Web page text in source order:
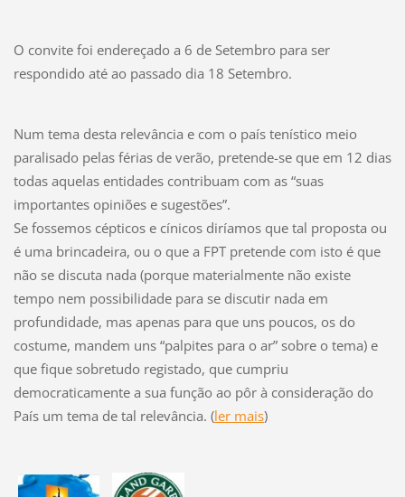
O convite foi endereçado a 6 de Setembro para ser
respondido até ao passado dia 18 Setembro.
Num tema desta relevância e com o país tenístico meio
paralisado pelas férias de verão, pretende-se que em 12 dias
todas aquelas entidades contribuam com as “suas
importantes opiniões e sugestões”.
Se fossemos cépticos e cínicos diríamos que tal proposta ou
é uma brincadeira, ou o que a FPT pretende com isto é que
não se discuta nada (porque materialmente não existe
tempo nem possibilidade para se discutir nada em
profundidade, mas apenas para que uns poucos, os do
costume, mandem uns “palpites para o ar” sobre o tema) e
que fique sobretudo registado, que cumpriu
democraticamente a sua função ao pôr à consideração do
País um tema de tal relevância. (ler mais)